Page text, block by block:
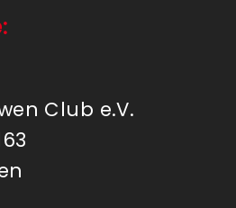
Club e.V.